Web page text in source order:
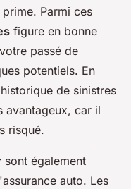
Parmi ces
figure en bonne
passé de
potentiels. En
de sinistres
avantageux, car il
risqué.
sont également
auto. Les